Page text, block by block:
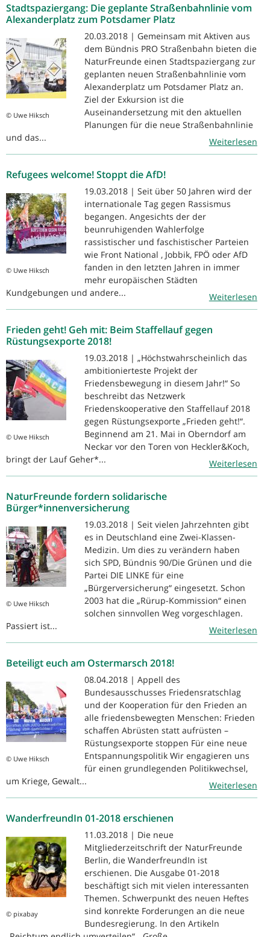
Stadtspaziergang: Die geplante Straßenbahnlinie vom
Alexanderplatz zum Potsdamer Platz
© Uwe Hiksch
20.03.2018 | Gemeinsam mit Aktiven aus
dem Bündnis PRO Straßenbahn bieten die
NaturFreunde einen Stadtspaziergang zur
geplanten neuen Straßenbahnlinie vom
Alexanderplatz um Potsdamer Platz an.
Ziel der Exkursion ist die
Auseinandersetzung mit den aktuellen
Planungen für die neue Straßenbahnlinie
und das...
Weiterlesen
Refugees welcome! Stoppt die AfD!
© Uwe Hiksch
19.03.2018 | Seit über 50 Jahren wird der
internationale Tag gegen Rassismus
begangen. Angesichts der der
beunruhigenden Wahlerfolge
rassistischer und faschistischer Parteien
wie Front National , Jobbik, FPÖ oder AfD
fanden in den letzten Jahren in immer
mehr europäischen Städten
Kundgebungen und andere...
Weiterlesen
Frieden geht! Geh mit: Beim Staffellauf gegen
Rüstungsexporte 2018!
© Uwe Hiksch
19.03.2018 | „Höchstwahrscheinlich das
ambitionierteste Projekt der
Friedensbewegung in diesem Jahr!“ So
beschreibt das Netzwerk
Friedenskooperative den Staffellauf 2018
gegen Rüstungsexporte „Frieden geht!“.
Beginnend am 21. Mai in Oberndorf am
Neckar vor den Toren von Heckler&Koch,
bringt der Lauf Geher*...
Weiterlesen
NaturFreunde fordern solidarische
Bürger*innenversicherung
© Uwe Hiksch
19.03.2018 | Seit vielen Jahrzehnten gibt
es in Deutschland eine Zwei-Klassen-
Medizin. Um dies zu verändern haben
sich SPD, Bündnis 90/Die Grünen und die
Partei DIE LINKE für eine
„Bürgerversicherung“ eingesetzt. Schon
2003 hat die „Rürup-Kommission“ einen
solchen sinnvollen Weg vorgeschlagen.
Passiert ist...
Weiterlesen
Beteiligt euch am Ostermarsch 2018!
© Uwe Hiksch
08.04.2018 | Appell des
Bundesausschusses Friedensratschlag
und der Kooperation für den Frieden an
alle friedensbewegten Menschen: Frieden
schaffen Abrüsten statt aufrüsten –
Rüstungsexporte stoppen Für eine neue
Entspannungspolitik Wir engagieren uns
für einen grundlegenden Politikwechsel,
um Kriege, Gewalt...
Weiterlesen
WanderfreundIn 01-2018 erschienen
© pixabay
11.03.2018 | Die neue
Mitgliederzeitschrift der NaturFreunde
Berlin, die WanderfreundIn ist
erschienen. Die Ausgabe 01-2018
beschäftigt sich mit vielen interessanten
Themen. Schwerpunkt des neuen Heftes
sind konrekte Forderungen an die neue
Bundesregierung. In den Artikeln